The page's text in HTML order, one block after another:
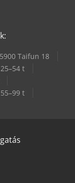
Taifun 18
t
t